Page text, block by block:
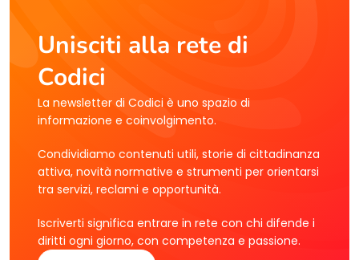
Unisciti alla rete di
Codici
La newsletter di Codici è uno spazio di
informazione e coinvolgimento.
Condividiamo contenuti utili, storie di cittadinanza
attiva, novità normative e strumenti per orientarsi
tra servizi, reclami e opportunità.
Iscriverti significa entrare in rete con chi difende i
diritti ogni giorno, con competenza e passione.